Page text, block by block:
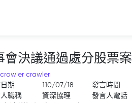
會決議通過處分股票案
crawler crawler
期 110/07/18 發言時間
職稱 資深協理 發言人電話